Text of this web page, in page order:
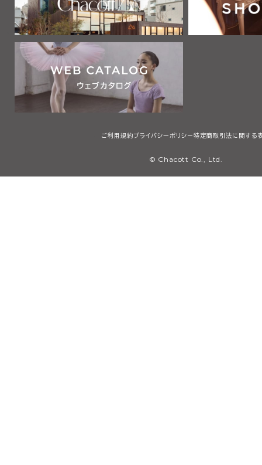
ご利用規約プライバシーポリシー 特定商取引法に関する
© Chacott Co., Ltd.